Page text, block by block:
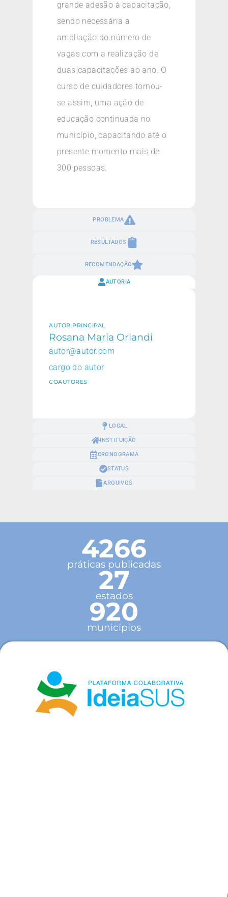
PROBLEMA
RESULTADOS
RECOMENDAÇÃO
grande adesão à capacitação,
sendo necessária a
ampliação do número de
vagas com a realização de
duas capacitações ao ano. O
curso de cuidadores tornou-
se assim, uma ação de
educação continuada no
município, capacitando até o
presente momento mais de
300 pessoas.
AUTORIA
LOCAL
INSTITUIÇÃO
CRONOGRAMA
STATUS
ARQUIVOS
AUTOR PRINCIPAL
Rosana Maria Orlandi
autor@autor.com
cargo do autor
COAUTORES
4266
práticas publicadas
27
estados
920
municípios